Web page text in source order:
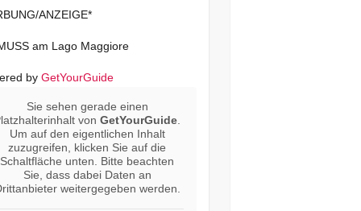
ANZEIGE*
am Lago Maggiore
by GetYourGuide
Sie sehen gerade einen
vonGetYourGuide
Um auf den eigentlichen Inhalt
zuzugreifen, klicken Sie auf die
Schaltfläche unten. Bitte beachten
Sie, dass dabei Daten an
weitergegeben werden.